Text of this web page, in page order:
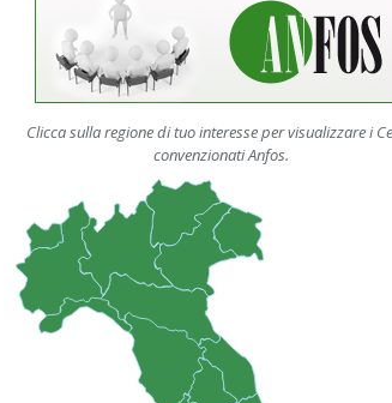
Clicca sulla regione di tuo interesse per visualizzare i
convenzionati Anfos.